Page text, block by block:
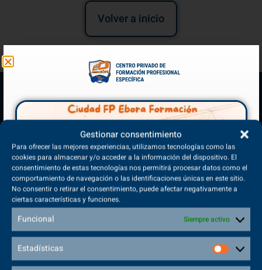
Gestionar consentimiento
Para ofrecer las mejores experiencias, utilizamos tecnologías como las
cookies para almacenar y/o acceder a la información del dispositivo. El
consentimiento de estas tecnologías nos permitirá procesar datos como el
comportamiento de navegación o las identificaciones únicas en este sitio.
No consentir o retirar el consentimiento, puede afectar negativamente a
ciertas características y funciones.
Funcional Siempre activo
Estadísticas
Volver a inicio
(+34) 925 68 38 67
Teléfono de Contacto